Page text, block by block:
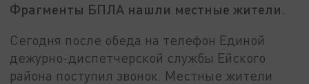
Фрагменты БПЛА нашли местные жители.
Сегодня после обеда на телефон Единой
дежурно-диспетчерской службы Ейского
района поступил звонок. Местные жители